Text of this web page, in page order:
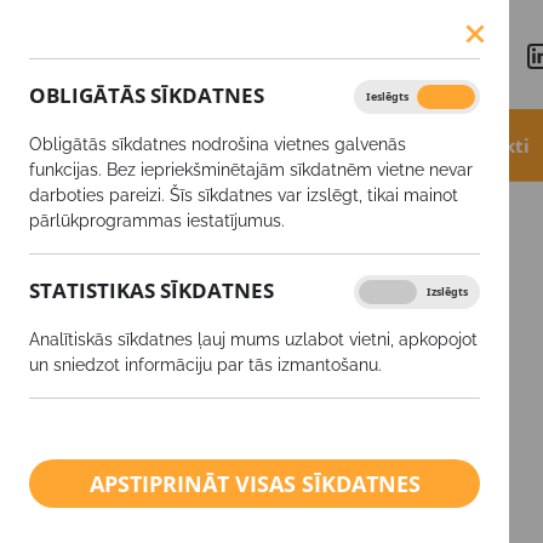
Aktualitātes Akcijas Produkti
Augu aizsardzības līdzekļi
SĒKLAS
Augu aizsardzības līdzekļi
Herbicīdi
Fungicīdi
OBLIGĀTĀS SĪKDATNES Ieslēgts
Obligātās sīkdatnes nodrošina vietnes galvenās
funkcijas. Bez iepriekšminētajām sīkdatnēm vietne nevar
darboties pareizi. Šīs sīkdatnes var izslēgt, tikai mainot
pārlūkprogrammas iestatījumus.
STATISTIKAS SĪKDATNES Izslēgts
Analītiskās sīkdatnes ļauj mums uzlabot vietni, apkopojot
un sniedzot informāciju par tās izmantošanu.
APSTIPRINĀT VISAS SĪKDATNES